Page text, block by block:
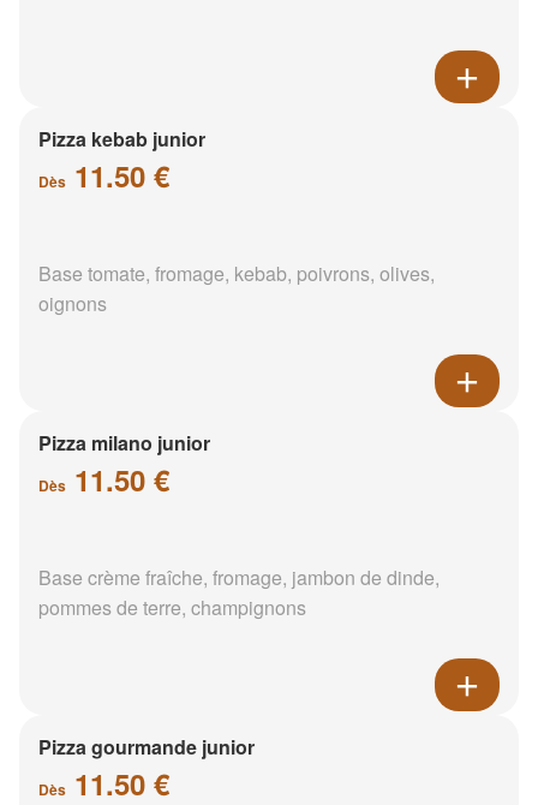
Pizza kebab junior
Dès 11.50 €
Base tomate, fromage, kebab, poivrons, olives,
oignons
Pizza milano junior
Dès 11.50 €
Base crème fraîche, fromage, jambon de dinde,
pommes de terre, champignons
Pizza gourmande junior
Dès 11.50 €